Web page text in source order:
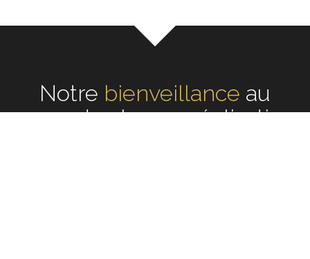
Notreécouteau cœur de
chaque réalisation